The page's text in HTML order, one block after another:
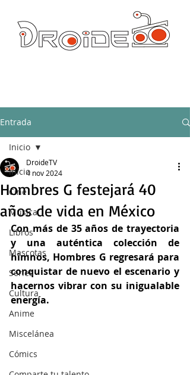
Entrada
Inicio
Cine
Música
Libros
Mascotas
Series
Cultura
Anime
Miscelánea
Cómics
Inicio
Hombres G festejará 40
años de vida en México
DroideTV
4 nov 2024
Con más de 35 años de trayectoria
y una auténtica colección de
himnos, Hombres G regresará para
conquistar de nuevo el escenario y
hacernos vibrar con su inigualable
energía.